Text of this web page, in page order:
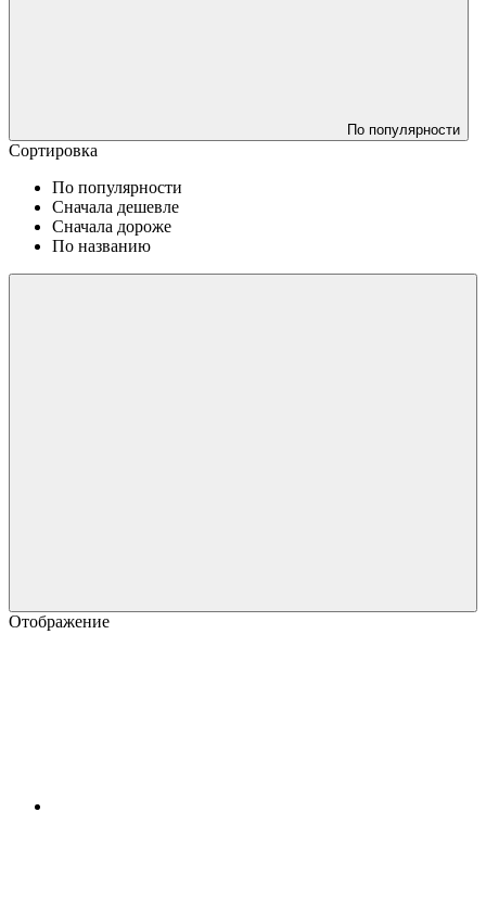
По популярности
Сортировка
По популярности
Сначала дешевле
Сначала дороже
По названию
Отображение